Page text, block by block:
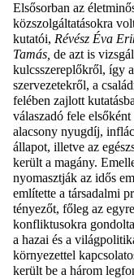
Elsősorban az
közszolgáltatásokra
kutatói, Révész Éva
Tamás, de azt is
kulcsszereplőkről, így
szervezetekről, a
felében zajlott
válaszadó fele
alacsony nyugdíj,
állapot, illetve az
került a magány.
nyomasztják az idős
említette a társadalmi
tényezőt, főleg az
konfliktusokra
a hazai és a
környezettel
került be a három